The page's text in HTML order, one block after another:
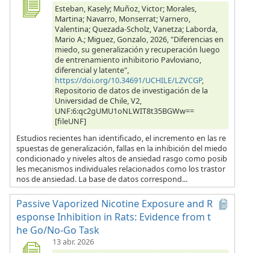
Esteban, Kasely; Muñoz, Victor; Morales,
Martina; Navarro, Monserrat; Varnero,
Valentina; Quezada-Scholz, Vanetza; Laborda,
Mario A.; Miguez, Gonzalo, 2026, "Diferencias en
miedo, su generalización y recuperación luego
de entrenamiento inhibitorio Pavloviano,
diferencial y latente",
https://doi.org/10.34691/UCHILE/LZVCGP,
Repositorio de datos de investigación de la
Universidad de Chile, V2,
UNF:6:qc2gUMU1oNLWIT8t35BGWw==
[fileUNF]
Estudios recientes han identificado, el incremento en las re
spuestas de generalización, fallas en la inhibición del miedo
condicionado y niveles altos de ansiedad rasgo como posib
les mecanismos individuales relacionados como los trastor
nos de ansiedad. La base de datos correspond...
Passive Vaporized Nicotine Exposure and R
esponse Inhibition in Rats: Evidence from t
he Go/No-Go Task
13 abr. 2026